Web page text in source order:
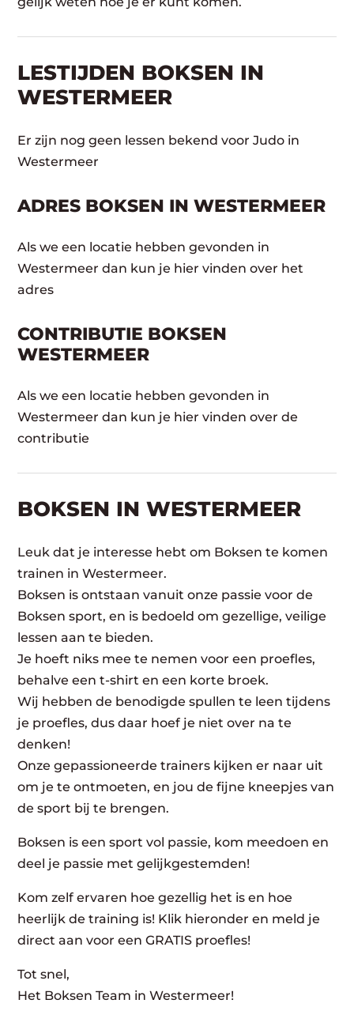
LESTIJDEN BOKSEN IN
WESTERMEER
Er zijn nog geen lessen bekend voor Judo in
Westermeer
ADRES BOKSEN IN WESTERMEER
Als we een locatie hebben gevonden in
Westermeer dan kun je hier vinden over het
adres
CONTRIBUTIE BOKSEN
WESTERMEER
Als we een locatie hebben gevonden in
Westermeer dan kun je hier vinden over de
contributie
BOKSEN IN WESTERMEER
Leuk dat je interesse hebt om Boksen te komen
trainen in Westermeer.
Boksen is ontstaan vanuit onze passie voor de
Boksen sport, en is bedoeld om gezellige, veilige
lessen aan te bieden.
Je hoeft niks mee te nemen voor een proefles,
behalve een t-shirt en een korte broek.
Wij hebben de benodigde spullen te leen tijdens
je proefles, dus daar hoef je niet over na te
denken!
Onze gepassioneerde trainers kijken er naar uit
om je te ontmoeten, en jou de fijne kneepjes van
de sport bij te brengen.
Boksen is een sport vol passie, kom meedoen en
deel je passie met gelijkgestemden!
Kom zelf ervaren hoe gezellig het is en hoe
heerlijk de training is! Klik hieronder en meld je
direct aan voor een GRATIS proefles!
Tot snel,
Het Boksen Team in Westermeer!